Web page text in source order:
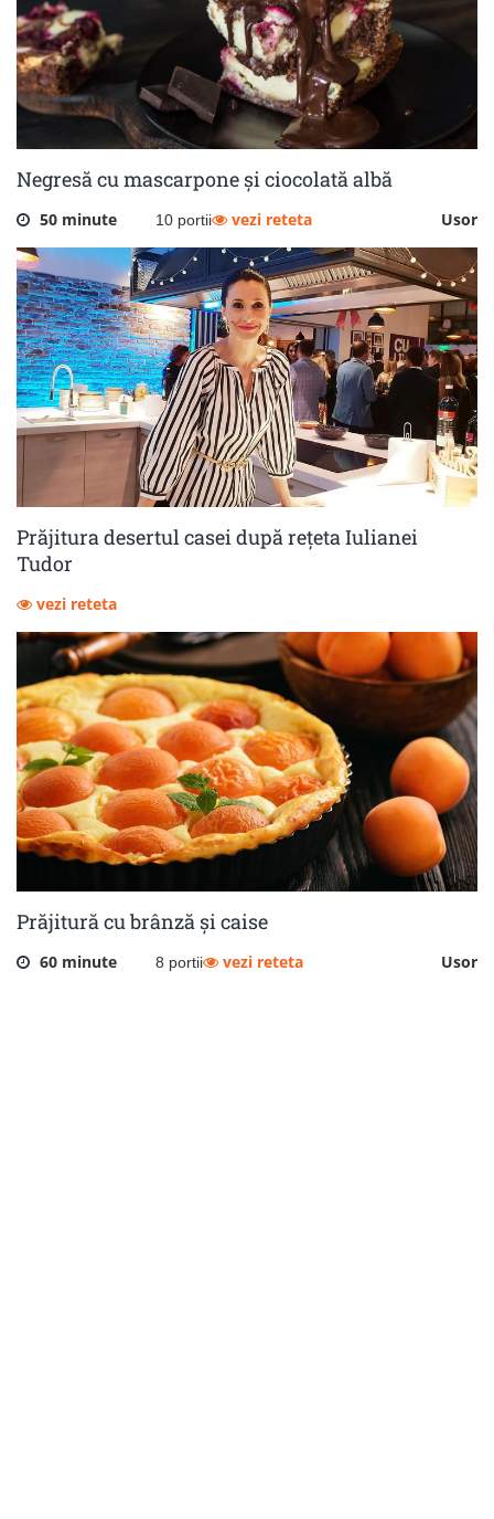
Negresă cu mascarpone și ciocolată albă
50 minute 10 portii Usor
vezi reteta
Prăjitura desertul casei după rețeta Iulianei
Tudor
vezi reteta
Prăjitură cu brânză și caise
60 minute 8 portii Usor
vezi reteta